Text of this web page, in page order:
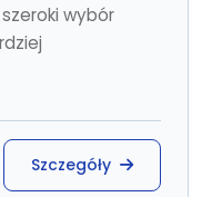
wybór
Szczegóły